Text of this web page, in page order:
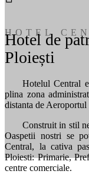
HOTEL
Hotel de
Ploiești
Hotelul Central
plina zona
distanta de
Construit in stil
Oaspetii nostri se
Central, la cativa
Ploiesti: Primarie,
centre comerciale.